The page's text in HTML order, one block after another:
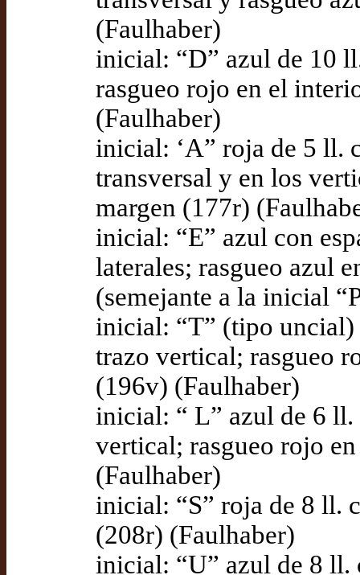
(Faulhaber)
inicial: “D” azul de 10
rasgueo rojo en el
(Faulhaber)
inicial: ‘A” roja de 5 ll.
transversal y en los
margen (177r)
inicial: “E” azul con
laterales; rasgueo azul
(semejante a la inicial
inicial: “T” (tipo uncial)
trazo vertical; rasgueo
(196v) (Faulhaber)
inicial: “ L” azul de 6 ll.
vertical; rasgueo rojo
(Faulhaber)
inicial: “S” roja de 8 ll.
(208r) (Faulhaber)
inicial: “U” azul de 8 ll.